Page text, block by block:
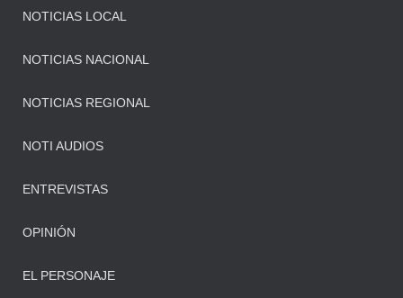
NOTICIAS LOCAL
NOTICIAS NACIONAL
NOTICIAS REGIONAL
NOTI AUDIOS
ENTREVISTAS
OPINIÓN
EL PERSONAJE